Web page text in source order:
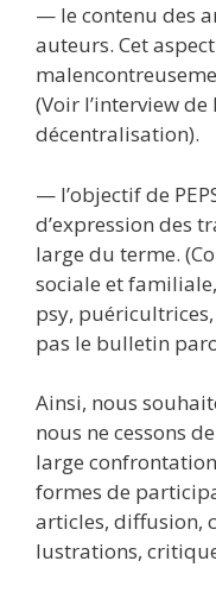
— le contenu des
auteurs. Cet
(Voir l’interview de
décentralisation).
— l’objectif de
d’expression des
large du terme.
sociale et
psy,
pas le bulletin
Ainsi, nous
nous ne cessons
large
formes de
articles, diffusion,
lustrations,